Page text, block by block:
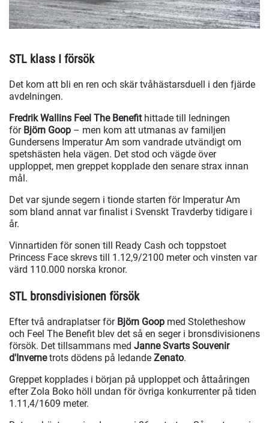
STL klass I försök
Det kom att bli en ren och skär tvåhästarsduell i den fjärde
avdelningen.
Fredrik Wallins Feel The Benefit hittade till ledningen
för Björn Goop – men kom att utmanas av familjen
Gundersens Imperatur Am som vandrade utvändigt om
spetshästen hela vägen. Det stod och vägde över
upploppet, men greppet kopplade den senare strax innan
mål.
Det var sjunde segern i tionde starten för Imperatur Am
som bland annat var finalist i Svenskt Travderby tidigare i
år.
Vinnartiden för sonen till Ready Cash och toppstoet
Princess Face skrevs till 1.12,9/2100 meter och vinsten var
värd 110.000 norska kronor.
STL bronsdivisionen försök
Efter två andraplatser förBjörn Goop med Stoletheshow
och Feel The Benefit blev det så en seger i bronsdivisionens
försök. Det tillsammans med Janne Svarts Souvenir
d'Invernetrots dödens på ledande Zenato.
Greppet kopplades i början på upploppet och åttaåringen
efter Zola Boko höll undan för övriga konkurrenter på tiden
1.11,4/1609 meter.